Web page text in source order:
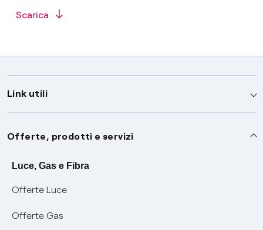
Scarica
Link utili
Assistenza
Avvisi
SOS luce e gas
Conciliazioni e risoluzione delle controversie
Servizi
Offerte, prodotti e servizi
Luce, Gas e Fibra
Offerte Luce
Offerte Gas